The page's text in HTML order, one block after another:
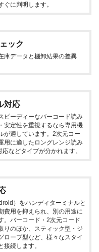
ぐに判明します。
ック
庫データと棚卸結果の差異
対応
ピーディーなバーコード読み
安定性を重視するなら専用機
が適しています。2次元コー
用に適したロングレンジ読み
などタイプが分かれます。
）をハンディターミナルと
費用を抑えられ、別の用途に
。バーコード・2次元コード
りのほか、スティック型・ジ
ローブ型など、様々なスタイ
接続します。